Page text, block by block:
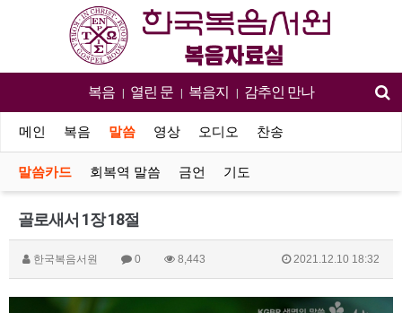
복음 | 열린 문 | 복음지 | 감추인 만나
메인 복음 말씀 영상 오디오 찬송
말씀카드 회복역 말씀 금언 기도
골로새서 1장 18절
한국복음서원 0 8,443 2021.12.10 18:32